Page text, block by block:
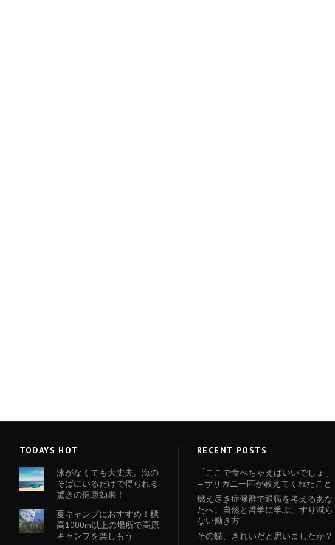
TODAYS HOT
泳がなくても大丈夫。海の
そばにいるだけで得られる
驚きの健康効果！
夏キャンプにおすすめ！標
高1000m以上の場所で高原
キャンプを楽しもう
RECENT POSTS
「ここで食べちゃえばいいでしょ」
—ザリガニ一匹が教えてくれたこと
燃え尽き症候群で退職を考えるあな
たへ。自然と哲学に学ぶ、すり減ら
ない働き方
その蝶、きれいだと思いましたか？